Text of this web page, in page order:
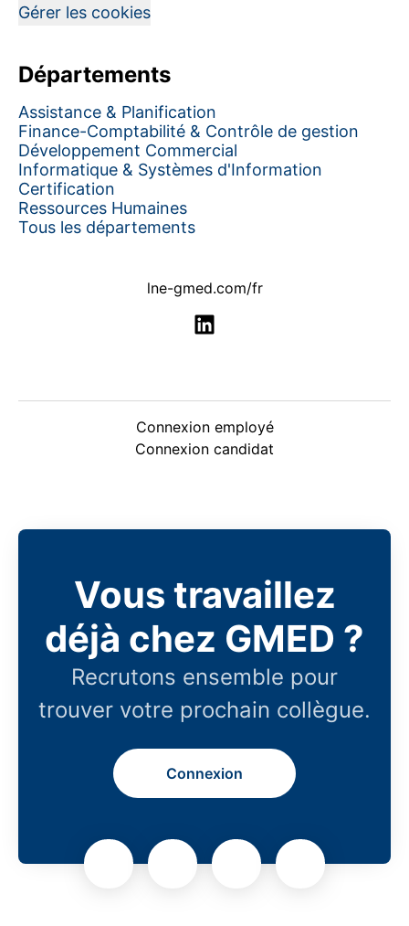
Gérer les cookies
Départements
Assistance & Planification
Finance-Comptabilité & Contrôle de gestion
Développement Commercial
Informatique & Systèmes d'Information
Certification
Ressources Humaines
Tous les départements
lne-gmed.com/fr
Connexion employé
Connexion candidat
Vous travaillez
déjà chez GMED ?
Recrutons ensemble pour
trouver votre prochain collègue.
Connexion